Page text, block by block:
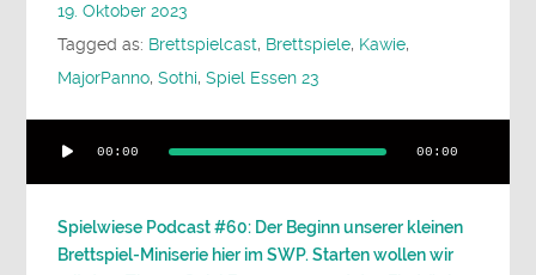
19. Oktober 2023
Tagged as: Brettspielcast, Brettspiele, Kawie,
MajorPanno,Sothi,Spiel Essen 23
Player
00:00 00:00
Spielwiese Podcast #60: Der Beginn unserer kleinen
Brettspiel-Miniserie hier im SWP. Starten wollen wir